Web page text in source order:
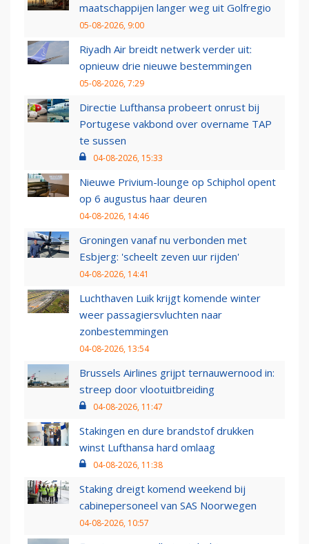
maatschappijen langer weg uit Golfregio
05-08-2026, 9:00
Riyadh Air breidt netwerk verder uit:
opnieuw drie nieuwe bestemmingen
05-08-2026, 7:29
Directie Lufthansa probeert onrust bij
Portugese vakbond over overname TAP
te sussen
04-08-2026, 15:33
Nieuwe Privium-lounge op Schiphol opent
op 6 augustus haar deuren
04-08-2026, 14:46
Groningen vanaf nu verbonden met
Esbjerg: 'scheelt zeven uur rijden'
04-08-2026, 14:41
Luchthaven Luik krijgt komende winter
weer passagiersvluchten naar
zonbestemmingen
04-08-2026, 13:54
Brussels Airlines grijpt ternauwernood in:
streep door vlootuitbreiding
04-08-2026, 11:47
Stakingen en dure brandstof drukken
winst Lufthansa hard omlaag
04-08-2026, 11:38
Staking dreigt komend weekend bij
cabinepersoneel van SAS Noorwegen
04-08-2026, 10:57